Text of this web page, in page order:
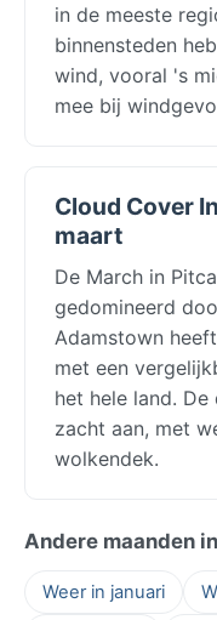
in de meeste
binnensteden
wind, vooral 's
mee bij
Cloud Cover
maart
De March in
gedomineerd
Adamstown
met een
het hele land.
zacht aan, met
wolkendek.
Andere maanden
Weer in januari